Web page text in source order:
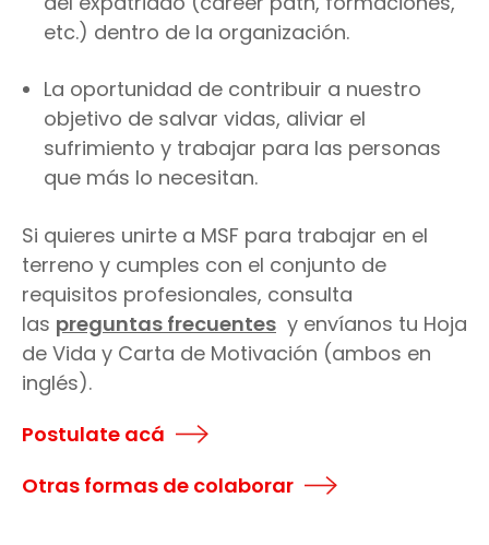
etc.) dentro de la organización.
La oportunidad de contribuir a nuestro
objetivo de salvar vidas, aliviar el
sufrimiento y trabajar para las personas
que más lo necesitan.
Si quieres unirte a MSF para trabajar en el
terreno y cumples con el conjunto de
requisitos profesionales, consulta
las preguntas frecuentes y envíanos tu Hoja
de Vida y Carta de Motivación (ambos en
inglés).
Postulate acá
Otras formas de colaborar